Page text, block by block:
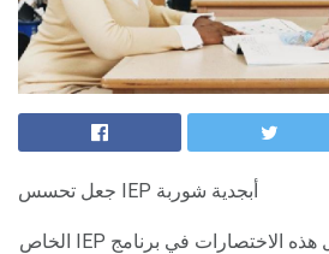
جعل تحسس IEP أبجدية شوربة
هل تساءلت عن معنى كل هذه الاختصارات في برنامج IEP الخاص